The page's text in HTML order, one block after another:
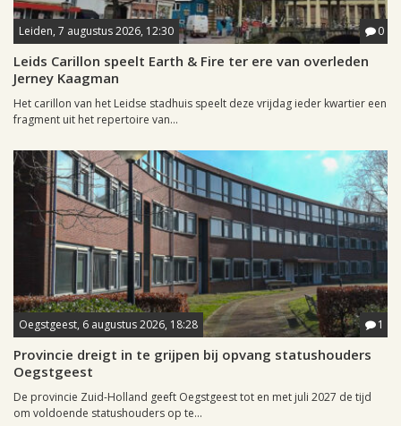
Leiden, 7 augustus 2026, 12:30 0
Leids Carillon speelt Earth & Fire ter ere van overleden
Jerney Kaagman
Het carillon van het Leidse stadhuis speelt deze vrijdag ieder kwartier een
fragment uit het repertoire van...
Oegstgeest, 6 augustus 2026, 18:28 1
Provincie dreigt in te grijpen bij opvang statushouders
Oegstgeest
De provincie Zuid-Holland geeft Oegstgeest tot en met juli 2027 de tijd
om voldoende statushouders op te...